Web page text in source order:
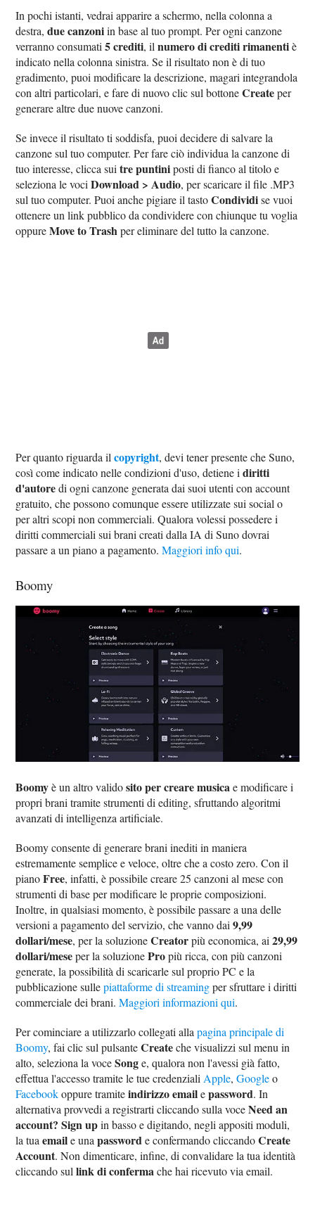
In pochi istanti, vedrai apparire a schermo, nella colonna a
destra,due canzoniin base al tuo prompt. Per ogni canzone
verranno consumati5 crediti, ilnumero di crediti rimanentiè
indicato nella colonna sinistra. Se il risultato non è di tuo
gradimento, puoi modificare la descrizione, magari integrandola
con altri particolari, e fare di nuovo clic sul bottoneCreateper
generare altre due nuove canzoni.
Se invece il risultato ti soddisfa, puoi decidere di salvare la
canzone sul tuo computer. Per fare ciò individua la canzone di
tuo interesse, clicca suitre puntiniposti di fianco al titolo e
seleziona le vociDownload > Audio, per scaricare il file .MP3
sul tuo computer. Puoi anche pigiare il tastoCondividise vuoi
ottenere un link pubblico da condividere con chiunque tu voglia
oppureMove to Trashper eliminare del tutto la canzone.
Per quanto riguarda ilcopyright, devi tener presente che Suno,
così come indicato nelle condizioni d'uso, detiene idiritti
d'autoredi ogni canzone generata dai suoi utenti con account
gratuito, che possono comunque essere utilizzate sui social o
per altri scopi non commerciali. Qualora volessi possedere i
diritti commerciali sui brani creati dalla IA di Suno dovrai
passare a un piano a pagamento.Maggiori info qui.
Boomy
Boomyè un altro validosito per creare musicae modificare i
propri brani tramite strumenti di editing, sfruttando algoritmi
avanzati di intelligenza artificiale.
Boomy consente di generare brani inediti in maniera
estremamente semplice e veloce, oltre che a costo zero. Con il
pianoFree, infatti, è possibile creare 25 canzoni al mese con
strumenti di base per modificare le proprie composizioni.
Inoltre, in qualsiasi momento, è possibile passare a una delle
versioni a pagamento del servizio, che vanno dai9,99
dollari/mese, per la soluzioneCreatorpiù economica, ai29,99
dollari/meseper la soluzionePropiù ricca, con più canzoni
generate, la possibilità di scaricarle sul proprio PC e la
pubblicazione sullepiattaforme di streamingper sfruttare i diritti
commerciale dei brani.Maggiori informazioni qui.
Per cominciare a utilizzarlo collegati allapagina principale di
Boomy, fai clic sul pulsanteCreateche visualizzi sul menu in
alto, seleziona la voceSonge, qualora non l'avessi già fatto,
effettua l'accesso tramite le tue credenziali Apple,Googleo
Facebookoppure tramiteindirizzo emailepassword. In
alternativa provvedi a registrarti cliccando sulla voceNeed an
account? Sign upin basso e digitando, negli appositi moduli,
la tuaemaile unapassworde confermando cliccandoCreate
Account. Non dimenticare, infine, di convalidare la tua identità
cliccando sullink di confermache hai ricevuto via email.